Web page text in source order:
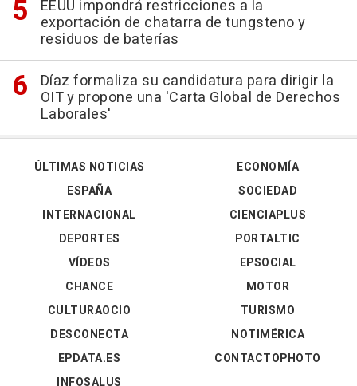
EEUU impondrá restricciones a la
exportación de chatarra de tungsteno y
residuos de baterías
Díaz formaliza su candidatura para dirigir la
OIT y propone una 'Carta Global de Derechos
Laborales'
ÚLTIMAS NOTICIAS
ESPAÑA
INTERNACIONAL
DEPORTES
VÍDEOS
ECONOMÍA
SOCIEDAD
CIENCIAPLUS
PORTALTIC
EPSOCIAL
CHANCE
CULTURAOCIO
DESCONECTA
EPDATA.ES
INFOSALUS
MOTOR
TURISMO
NOTIMÉRICA
CONTACTOPHOTO